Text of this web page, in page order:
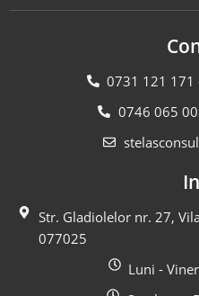
0731 121 171
0746 065
Str. Gladiolelor nr. 27,
077025
Luni -